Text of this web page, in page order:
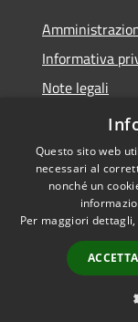
Informativa
Note legali
Dichiarazione
Accessibilità
Questo sito web
necessari al
nonché un
Per maggiori